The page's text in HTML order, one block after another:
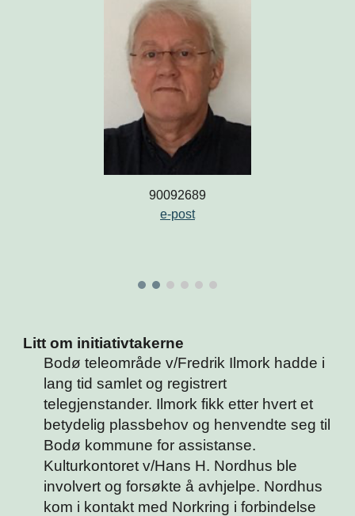
90092689
e-post
Litt om initiativtakerne
Bodø teleområde v/Fredrik Ilmork hadde i
lang tid samlet og registrert
telegjenstander. Ilmork fikk etter hvert et
betydelig plassbehov og henvendte seg til
Bodø kommune for assistanse.
Kulturkontoret v/Hans H. Nordhus ble
involvert og forsøkte å avhjelpe. Nordhus
kom i kontakt med Norkring i forbindelse